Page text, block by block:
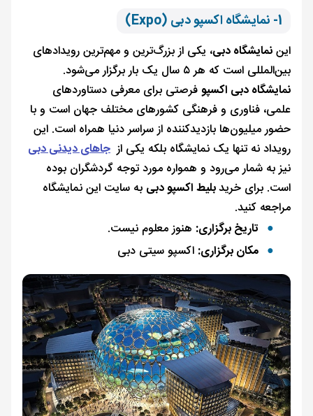
1- نمایشگاه اکسپو دبی (Expo)
ایننمایشگاه دبی، یکی از بزرگ‌ترین و مهم‌ترین رویدادهای
بین‌المللی است که هر ۵ سال یک بار برگزار می‌شود.
نمایشگاه دبی اکسپوفرصتی برای معرفی دستاوردهای
علمی، فناوری و فرهنگی کشورهای مختلف جهان است و با
حضور میلیون‌ها بازدیدکننده از سراسر دنیا همراه است. این
رویداد نه تنها یک نمایشگاه بلکه یکی از جاهای دیدنی دبی
نیز به شمار می‌رود و همواره مورد توجه گردشگران بوده
است. برای خریدبلیط اکسپو دبی به سایت این نمایشگاه
مراجعه کنید.
تاریخ برگزاری: هنوز معلوم نیست.
مکان برگزاری: اکسپو سیتی دبی